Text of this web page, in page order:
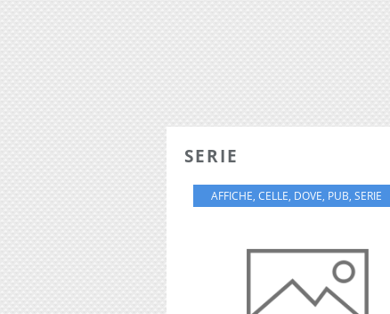
SERIE
AFFICHE, CELLE, DOVE, PUB, SERIE